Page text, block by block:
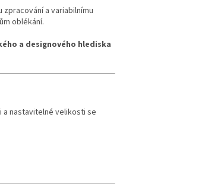
a variabilnímu
oblékání.
a designového hlediska
a nastavitelné velikosti se